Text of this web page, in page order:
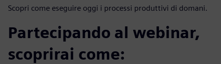
Scopri come eseguire oggi i processi produttivi di domani.
Partecipando al webinar,
scoprirai come: